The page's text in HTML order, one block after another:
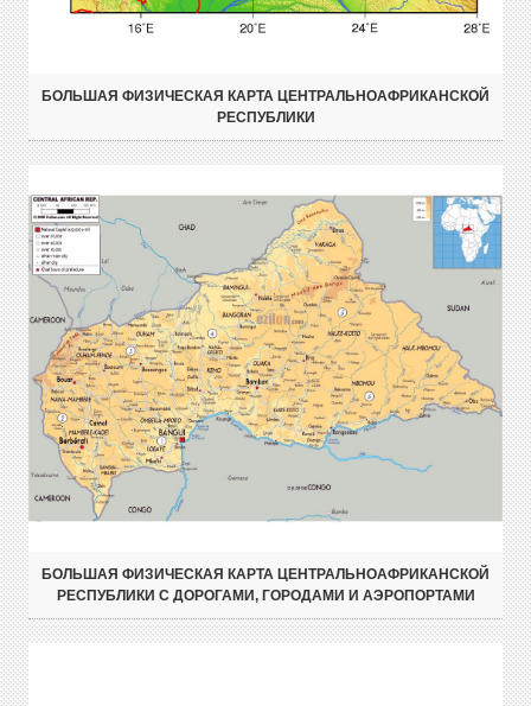
БОЛЬШАЯ ФИЗИЧЕСКАЯ КАРТА ЦЕНТРАЛЬНОАФРИКАНСКОЙ
РЕСПУБЛИКИ
БОЛЬШАЯ ФИЗИЧЕСКАЯ КАРТА ЦЕНТРАЛЬНОАФРИКАНСКОЙ
РЕСПУБЛИКИ С ДОРОГАМИ, ГОРОДАМИ И АЭРОПОРТАМИ